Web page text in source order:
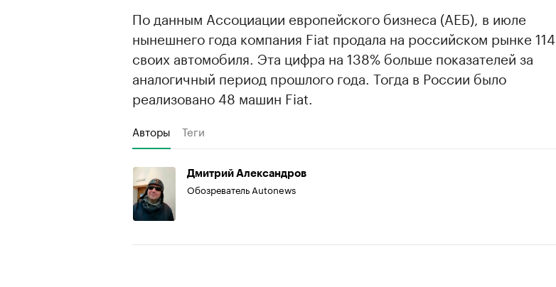
По данным Ассоциации европейского бизнеса (АЕБ), в июле
нынешнего года компания Fiat продала на российском рынке 114
своих автомобиля. Эта цифра на 138% больше показателей за
аналогичный период прошлого года. Тогда в России было
реализовано 48 машин Fiat.
Авторы Теги
Дмитрий Александров
Обозреватель Autonews